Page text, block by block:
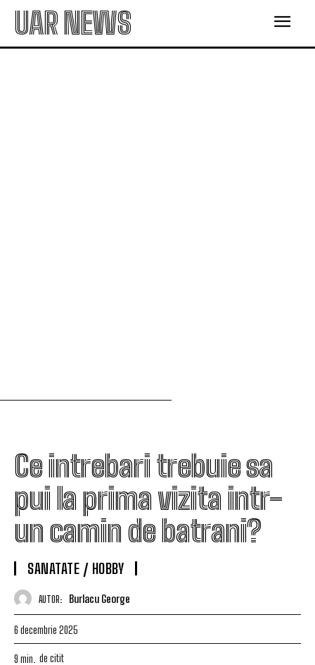
UAR NEWS
Ce intrebari trebuie sa
pui la prima vizita intr-
un camin de batrani?
SANATATE / HOBBY
AUTOR: Burlacu George
6 decembrie 2025
9 min. de citit